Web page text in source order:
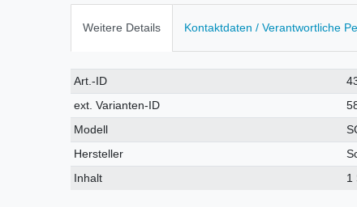
Weitere Details Kontaktdaten / Verantwortliche
Technisches
Merkmal
Wert
Art.-ID
ext. Varianten-ID
Modell
Hersteller
Inhalt
1